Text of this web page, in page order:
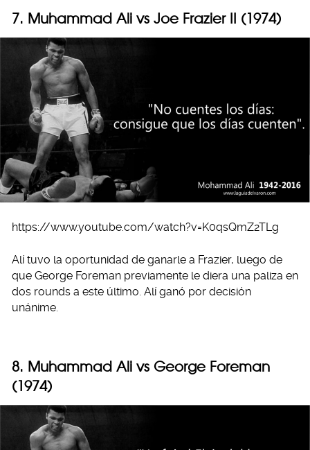
7. Muhammad Ali vs Joe Frazier II (1974)
https://www.youtube.com/watch?v=K0qsQmZ2TLg
Alí tuvo la oportunidad de ganarle a Frazier, luego de
que George Foreman previamente le diera una paliza en
dos rounds a este último. Alí ganó por decisión
unánime.
8. Muhammad Ali vs George Foreman
(1974)